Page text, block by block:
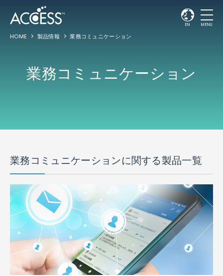
EN MENU
HOME 製品情報 業務コミュニケーション
業務コミュニケーション
業務コミュニケーションに関する製品一覧